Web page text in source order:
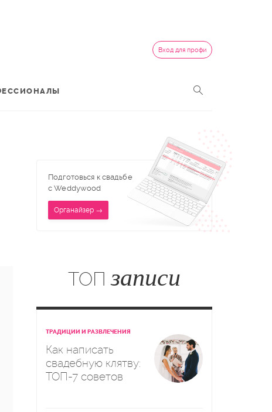
Вход для профи
Подготовься к свадьбе
с Weddywood
Органайзер →
ТОП записи
ТРАДИЦИИ И РАЗВЛЕЧЕНИЯ
Как написать
свадебную клятву:
ТОП-7 советов